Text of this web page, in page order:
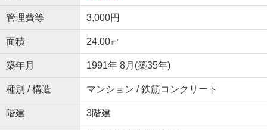
管理費等 3,000円
面積 24.00㎡
築年月 1991年 8月(築35年)
種別 / 構造 マンション / 鉄筋コンクリート
階建 3階建